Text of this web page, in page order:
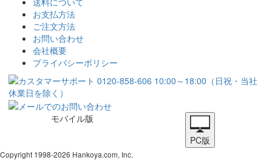
お支払方法
ご注文方法
お問い合わせ
会社概要
プライバシーポリシー
モバイル版
PC版
Copyright 1998-2026 Hankoya.com, Inc.